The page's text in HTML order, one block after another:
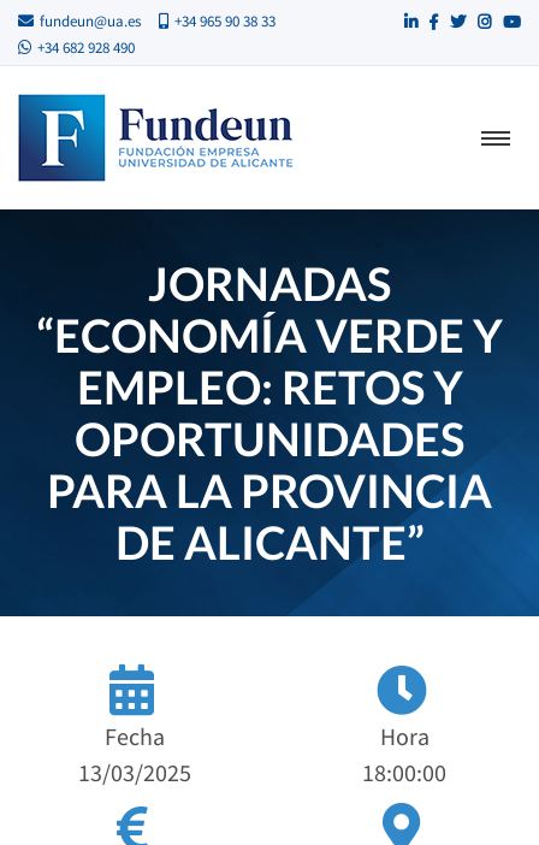
fundeun@ua.es
+34 965 90 38 33
+34 682 928 490
JORNADAS
“ECONOMÍA VERDE Y
EMPLEO: RETOS Y
OPORTUNIDADES
PARA LA PROVINCIA
DE ALICANTE”
Fecha
13/03/2025
Hora
18:00:00